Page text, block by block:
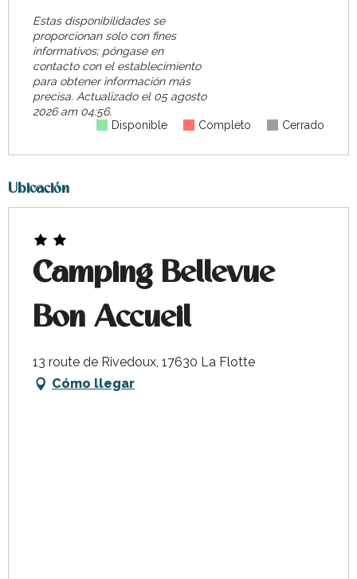
Estas disponibilidades se
proporcionan solo con fines
informativos; póngase en
contacto con el establecimiento
para obtener información más
precisa. Actualizado el05 agosto
2026 am 04:56.
Disponible
Completo Cerrado
Ubicación
Camping Bellevue
Bon Accueil
13 route de Rivedoux, 17630 La Flotte
Cómo llegar